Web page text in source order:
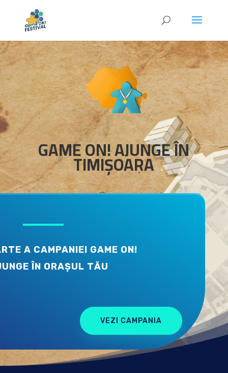
GAME ON! AJUNGE ÎN
TIMIȘOARA
A CAMPANIEI GAME ON!
ÎN ORAȘUL TĂU
VEZI CAMPANIA